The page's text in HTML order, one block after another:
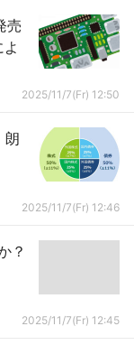
売
2025/11/7(Fr) 12:50
朗
2025/11/7(Fr) 12:46
？
2025/11/7(Fr) 12:45